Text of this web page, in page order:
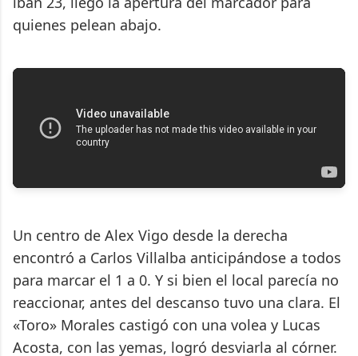
quienes pelean abajo.
Un centro de Alex Vigo desde la derecha
encontró a Carlos Villalba anticipándose a todos
para marcar el 1 a 0. Y si bien el local parecía no
reaccionar, antes del descanso tuvo una clara. El
«Toro» Morales castigó con una volea y Lucas
Acosta, con las yemas, logró desviarla al córner.